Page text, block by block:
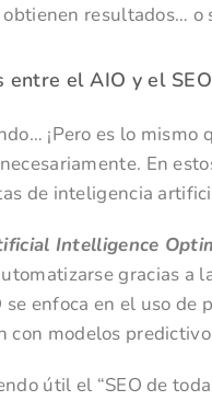
obtienen resultados… o
entre el AIO y el
¡Pero es lo
En
de inteligencia
Intelligence
gracias a
se enfoca en el uso de
con modelos
útil el “SEO de